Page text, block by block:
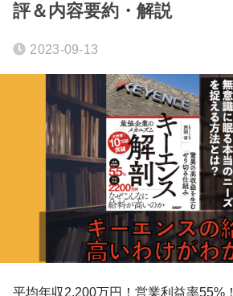
評＆内容要約・解説
2023-09-13
平均年収2,200万円！営業利益率55%！